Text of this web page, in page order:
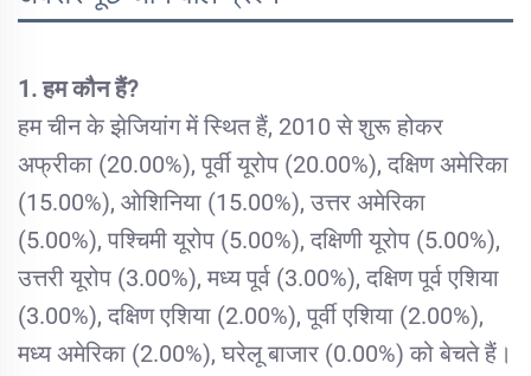
1. हम कौन हैं?
हम चीन के झेजियांग में स्थित हैं, 2010 से शुरू होकर
अफ्रीका (20.00%), पूर्वी यूरोप (20.00%), दक्षिण अमेरिका
(15.00%), ओशिनिया (15.00%), उत्तर अमेरिका
(5.00%), पश्चिमी यूरोप (5.00%), दक्षिणी यूरोप (5.00%),
उत्तरी यूरोप (3.00%), मध्य पूर्व (3.00%), दक्षिण पूर्व एशिया
(3.00%), दक्षिण एशिया (2.00%), पूर्वी एशिया (2.00%),
मध्य अमेरिका (2.00%), घरेलू बाजार (0.00%) को बेचते हैं।